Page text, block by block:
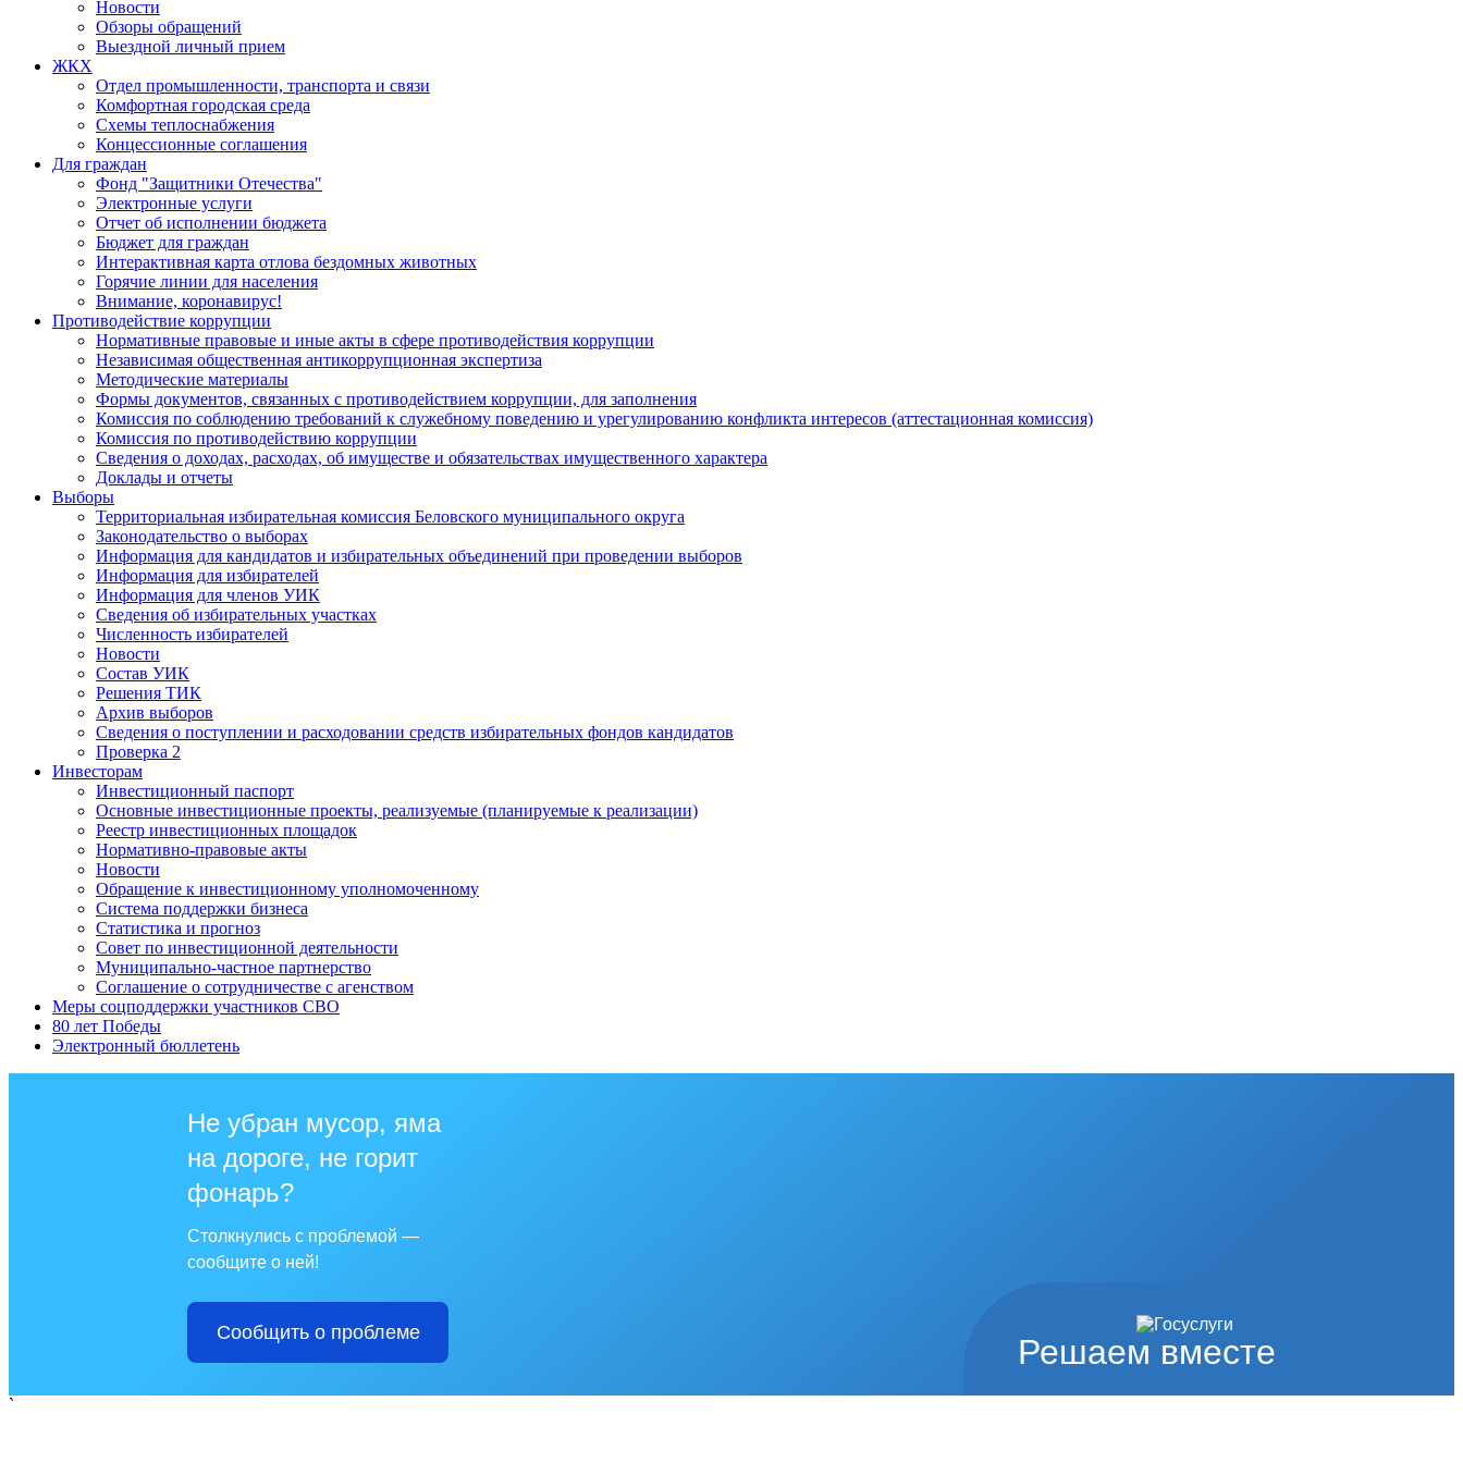
Новости
Обзоры обращений
Выездной личный прием
ЖКХ
Отдел промышленности, транспорта и связи
Комфортная городская среда
Схемы теплоснабжения
Концессионные соглашения
Для граждан
Фонд "Защитники Отечества"
Электронные услуги
Отчет об исполнении бюджета
Бюджет для граждан
Интерактивная карта отлова бездомных животных
Горячие линии для населения
Внимание, коронавирус!
Противодействие коррупции
Нормативные правовые и иные акты в сфере противодействия коррупции
Независимая общественная антикоррупционная экспертиза
Методические материалы
Формы документов, связанных с противодействием коррупции, для заполнения
Комиссия по соблюдению требований к служебному поведению и урегулированию конфликта интересов (аттестационная комиссия)
Комиссия по противодействию коррупции
Сведения о доходах, расходах, об имуществе и обязательствах имущественного характера
Доклады и отчеты
Выборы
Территориальная избирательная комиссия Беловского муниципального округа
Законодательство о выборах
Информация для кандидатов и избирательных объединений при проведении выборов
Информация для избирателей
Информация для членов УИК
Сведения об избирательных участках
Численность избирателей
Новости
Состав УИК
Решения ТИК
Архив выборов
Сведения о поступлении и расходовании средств избирательных фондов кандидатов
Проверка 2
Инвесторам
Инвестиционный паспорт
Основные инвестиционные проекты, реализуемые (планируемые к реализации)
Реестр инвестиционных площадок
Нормативно-правовые акты
Новости
Обращение к инвестиционному уполномоченному
Система поддержки бизнеса
Статистика и прогноз
Совет по инвестиционной деятельности
Муниципально-частное партнерство
Соглашение о сотрудничестве с агенством
Меры соцподдержки участников СВО
80 лет Победы
Электронный бюллетень
Решаем вместе
Не убран мусор, яма
на дороге, не горит
фонарь?
Столкнулись с проблемой —
сообщите о ней!
Сообщить о проблеме
`